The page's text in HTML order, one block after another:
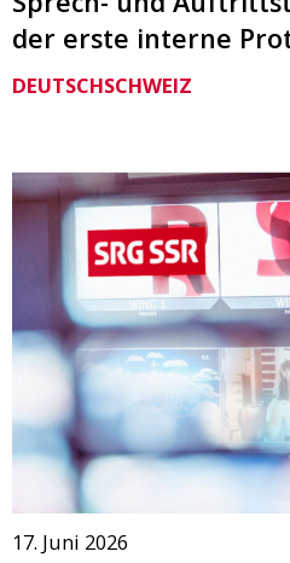
der erste interne
DEUTSCHSCHWEIZ
17. Juni 2026